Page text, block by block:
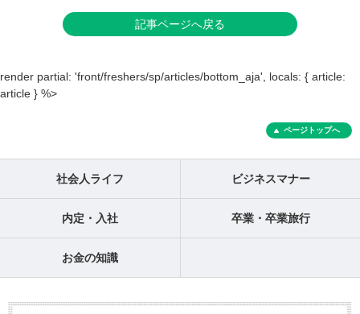
記事ページへ戻る
render partial: 'front/freshers/sp/articles/bottom_aja', locals: { article:
article } %>
ページトップへ
社会人ライフ ビジネスマナー
内定・入社 卒業・卒業旅行
お金の知識